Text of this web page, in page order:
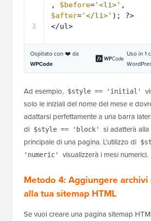
3
, $before='<li>'
$after='</li>' ); ?>
</ul>
Ospitato con ❤️ da
WPCode
Uso in 1
Ad esempio, $style == 'initial'
solo le iniziali del nome del mese e
adattarsi perfettamente a una barra
di $style == 'block'
si adatterà
principale di una pagina. L'utilizzo di
'numeric'
visualizzerà i mesi numerici.
Metodo 4: Aggiungere archivi
alla tua sitemap HTML
Se vuoi creare una pagina sitemap